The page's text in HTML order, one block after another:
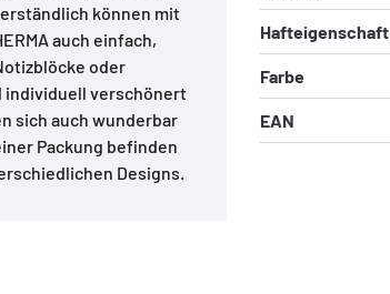
können mit
auch einfach,
oder
individuell verschönert
sich auch wunderbar
Packung befinden
Designs.
Hafteigenschaft
Farbe
EAN